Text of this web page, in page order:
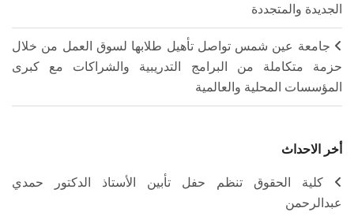
الجديدة والمتجددة
جامعة عين شمس تواصل تأهيل طلابها لسوق العمل من خلال
حزمة متكاملة من البرامج التدريبية والشراكات مع كبرى
المؤسسات المحلية والعالمية
أخر الاحداث
كلية الحقوق تنظم حفل تأبين الأستاذ الدكتور حمدي
عبدالرحمن